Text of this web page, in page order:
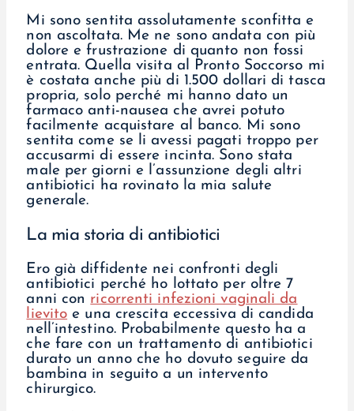
Mi sono sentita assolutamente sconfitta e
non ascoltata. Me ne sono andata con più
dolore e frustrazione di quanto non fossi
entrata. Quella visita al Pronto Soccorso mi
è costata anche più di 1.500 dollari di tasca
propria, solo perché mi hanno dato un
farmaco anti-nausea che avrei potuto
facilmente acquistare al banco. Mi sono
sentita come se li avessi pagati troppo per
accusarmi di essere incinta. Sono stata
male per giorni e l’assunzione degli altri
antibiotici ha rovinato la mia salute
generale.
La mia storia di antibiotici
Ero già diffidente nei confronti degli
antibiotici perché ho lottato per oltre 7
anni con ricorrenti infezioni vaginali da
lievito e una crescita eccessiva di candida
nell’intestino. Probabilmente questo ha a
che fare con un trattamento di antibiotici
durato un anno che ho dovuto seguire da
bambina in seguito a un intervento
chirurgico.